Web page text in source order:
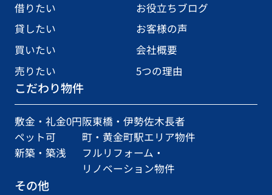
借りたい
お役立ちブログ
貸したい
お客様の声
買いたい
会社概要
売りたい
5つの理由
こだわり物件
敷金・礼金0円
ペット可
新築・築浅
阪東橋・伊勢佐木長者
町・黄金町駅エリア物件
フルリフォーム・
リノベーション物件
その他